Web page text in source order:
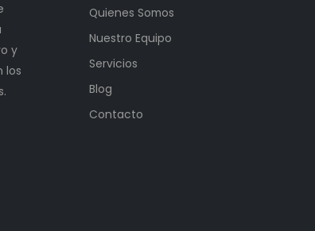
y
los
Quienes Somos
Nuestro Equipo
Servicios
Blog
Contacto